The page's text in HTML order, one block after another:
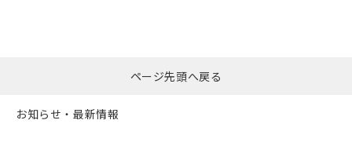
ページ先頭へ戻る
お知らせ・最新情報